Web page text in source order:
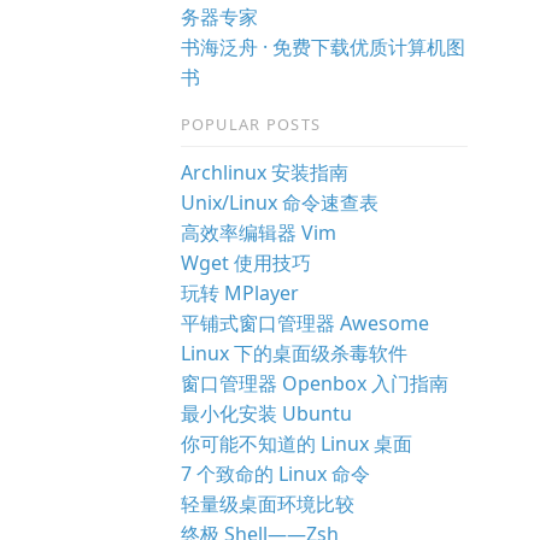
务器专家
书海泛舟 · 免费下载优质计算机图
书
POPULAR POSTS
Archlinux 安装指南
Unix/Linux 命令速查表
高效率编辑器 Vim
Wget 使用技巧
玩转 MPlayer
平铺式窗口管理器 Awesome
Linux 下的桌面级杀毒软件
窗口管理器 Openbox 入门指南
最小化安装 Ubuntu
你可能不知道的 Linux 桌面
7 个致命的 Linux 命令
轻量级桌面环境比较
终极 Shell——Zsh